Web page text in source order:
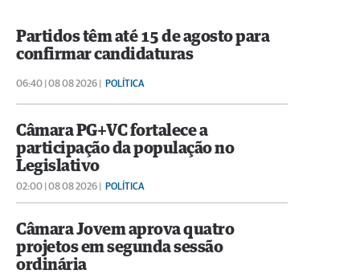
Partidos têm até 15 de agosto para
confirmar candidaturas
06:40 | 08 08 2026 | POLÍTICA
Câmara PG+VC fortalece a
participação da população no
Legislativo
02:00 | 08 08 2026 | POLÍTICA
Câmara Jovem aprova quatro
projetos em segunda sessão
ordinária